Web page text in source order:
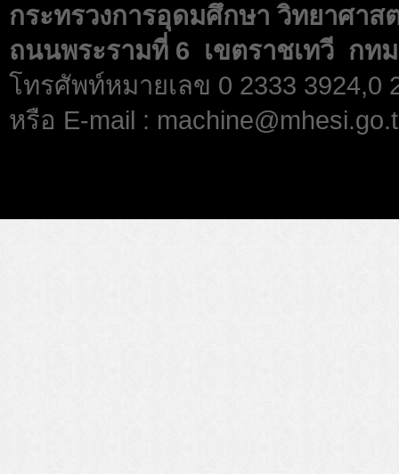
กระทรวงการอุดมศึกษา วิทยาศาส
ถนนพระรามที่ 6 เขตราชเทวี กทม
โทรศัพท์หมายเลข 0 2333 3924,0
หรือ E-mail :